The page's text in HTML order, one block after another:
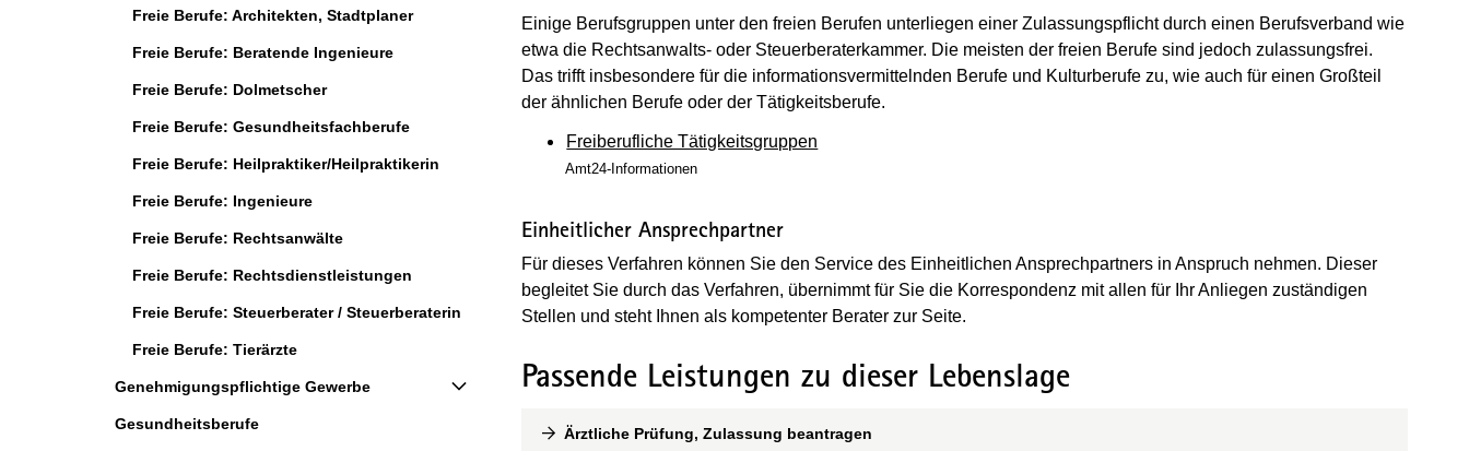
Freie Berufe: Architekten, Stadtplaner
Freie Berufe: Beratende Ingenieure
Freie Berufe: Dolmetscher
Freie Berufe: Gesundheitsfachberufe
Freie Berufe: Heilpraktiker/Heilpraktikerin
Freie Berufe: Ingenieure
Freie Berufe: Rechtsanwälte
Freie Berufe: Rechtsdienstleistungen
Freie Berufe: Steuerberater / Steuerberaterin
Freie Berufe: Tierärzte
Genehmigungspflichtige Gewerbe
Gesundheitsberufe
Einige Berufsgruppen unter den freien Berufen unterliegen einer Zulassungspflicht durch einen Berufsverband wie
etwa die Rechtsanwalts- oder Steuerberaterkammer. Die meisten der freien Berufe sind jedoch zulassungsfrei.
Das trifft insbesondere für die informationsvermittelnden Berufe und Kulturberufe zu, wie auch für einen Großteil
der ähnlichen Berufe oder der Tätigkeitsberufe.
Freiberufliche Tätigkeitsgruppen
Amt24-Informationen
Einheitlicher Ansprechpartner
Für dieses Verfahren können Sie den Service des Einheitlichen Ansprechpartners in Anspruch nehmen. Dieser
begleitet Sie durch das Verfahren, übernimmt für Sie die Korrespondenz mit allen für Ihr Anliegen zuständigen
Stellen und steht Ihnen als kompetenter Berater zur Seite.
Passende Leistungen zu dieser Lebenslage
Ärztliche Prüfung, Zulassung beantragen